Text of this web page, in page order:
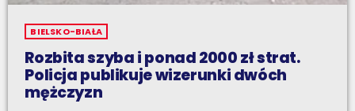
BIELSKO-BIAŁA
Rozbita szyba i ponad 2000 zł strat.
Policja publikuje wizerunki dwóch
mężczyzn